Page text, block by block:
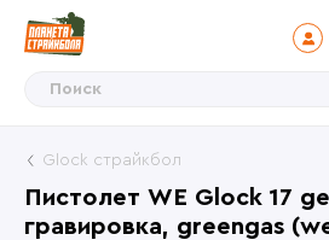
Пистолет WE Glock 17
гравировка, greengas
Glock страйкбол